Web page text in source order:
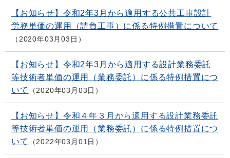
【お知らせ】令和2年3月から適用する公共工事設計
労務単価の運用（請負工事）に係る特例措置について
2020年03月03日
【お知らせ】令和2年3月から適用する設計業務委託
等技術者単価の運用（業務委託）に係る特例措置につ
いて
2020年03月03日
【お知らせ】令和４年３月から適用する設計業務委託
等技術者単価の運用（業務委託）に係る特例措置につ
いて
2022年03月01日